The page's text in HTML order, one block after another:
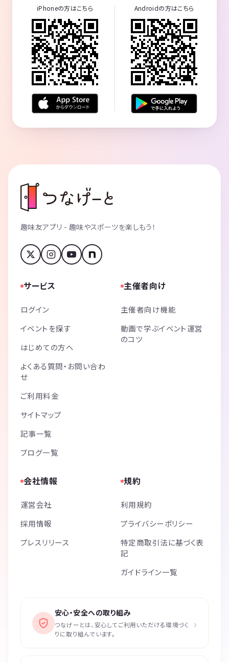
iPhoneの方はこちら Androidの方はこちら
趣味友アプリ - 趣味やスポーツを楽しもう！
サービス
ログイン
イベントを探す
はじめての方へ
よくある質問・お問い合わ
せ
ご利用料金
サイトマップ
記事一覧
ブログ一覧
主催者向け
主催者向け機能
動画で学ぶイベント運営
のコツ
会社情報
運営会社
採用情報
プレスリリース
規約
利用規約
プライバシーポリシー
特定商取引法に基づく表
記
ガイドライン一覧
安心・安全への取り組み
つなげーとは、安心してご利用いただける環境づく
りに取り組んでいます。
›